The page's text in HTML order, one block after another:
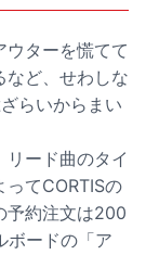
ウターを慌てて
など、せわしな
らいからまい
リード曲のタイ
ってCORTISの
予約注文は200
ボードの「ア